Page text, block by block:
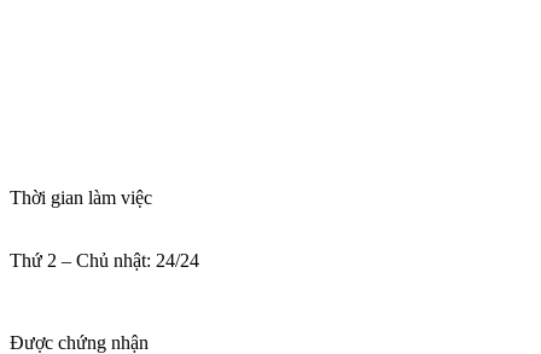
Thời gian làm việc
Thứ 2 – Chủ nhật: 24/24
Được chứng nhận